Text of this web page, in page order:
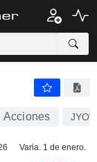
Acciones
Varia. 1 de enero.